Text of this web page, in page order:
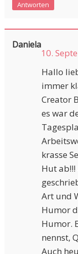
Antworten
Daniela
10.
Hallo
immer
Creator
es war
krasse
Hut
Art und
Humor
Humor.
nennst,
Auch